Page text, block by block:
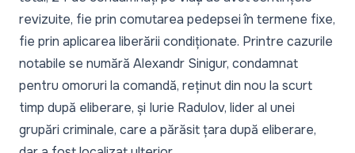
revizuite, fie prin comutarea pedepsei în termene fixe,
fie prin aplicarea liberării condiționate. Printre cazurile
notabile se numără Alexandr Sinigur, condamnat
pentru omoruri la comandă, reținut din nou la scurt
timp după eliberare, și Iurie Radulov, lider al unei
grupări criminale, care a părăsit țara după eliberare,